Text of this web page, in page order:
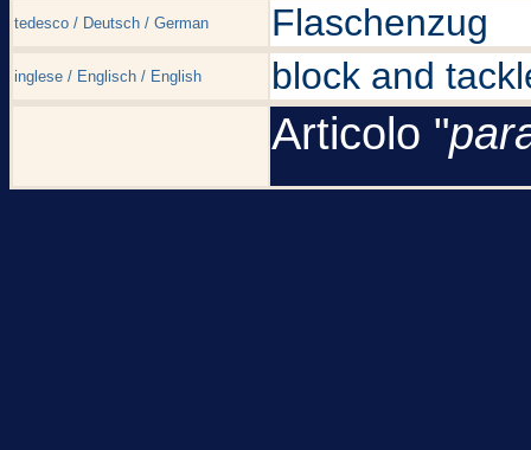
tedesco / Deutsch / German Flaschenzug
inglese / Englisch / English block and
Articolo "